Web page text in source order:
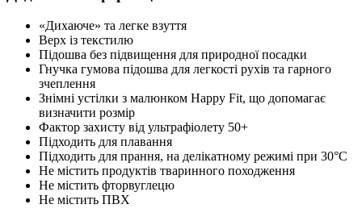
«Дихаюче» та легке взуття
Верх із текстилю
Підошва без підвищення для природної посадки
Гнучка гумова підошва для легкості рухів та гарного
зчеплення
Знімні устілки з малюнком Happy Fit, що допомагає
визначити розмір
Фактор захисту від ультрафіолету 50+
Підходить для плавання
Підходить для прання, на делікатному режимі при 30°C
Не містить продуктів тваринного походження
Не містить фторвуглецю
Не містить ПВХ